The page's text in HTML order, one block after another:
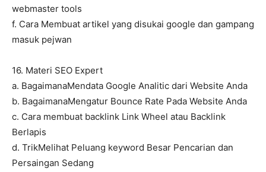
webmaster tools
f. Cara Membuat artikel yang disukai google dan gampang
masuk pejwan
16. Materi SEO Expert
a. BagaimanaMendata Google Analitic dari Website Anda
b. BagaimanaMengatur Bounce Rate Pada Website Anda
c. Cara membuat backlink Link Wheel atau Backlink
Berlapis
d. TrikMelihat Peluang keyword Besar Pencarian dan
Persaingan Sedang